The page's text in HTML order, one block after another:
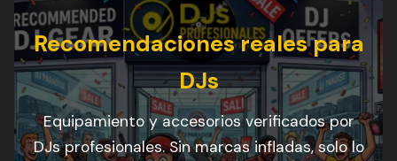
Recomendaciones reales para
DJs
Equipamiento y accesorios verificados por
DJs profesionales. Sin marcas infladas, solo lo